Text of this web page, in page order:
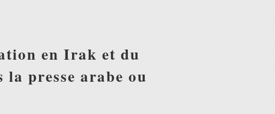
en Irak et du
presse arabe ou